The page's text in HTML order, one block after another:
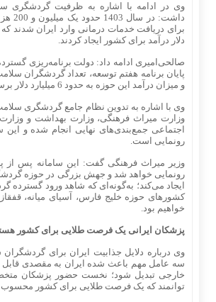
وی در ادامه با اشاره به ظرفیت گردشگری
داشت:
دلار درآمد برای کشور ایجاد کردند.
صالحی‌امیری ادامه داد: دولت برنامه‌ریزی
پایان برنامه هفتم توسعه، تعداد گردشگران
و میزان درآمد این حوزه به حدود 6 میلیارد دلار برسد.
وی با اشاره به تدوین نظام جامع گردشگری
وزارت میراث فرهنگی، وزارت بهداشت و وزارت
اجتماعی جمع‌بندی‌های نهایی انجام شده و این
رونمایی است.
وزیر میراث فرهنگی گفت: این سامانه پس از
رونمایی خواهد شد و جهش بزرگی در حوزه
ایجاد می‌کند؛ به‌گونه‌ای که شاهد ورود گسترده
کشورهای حوزه خلیج فارس، آسیای میانه،
خواهیم بود.
پزشکان ایرانی یک فرصت طلایی برای کشور
وی درباره دلایل جذابیت ایران برای
سه عامل مهم باعث شده ایران به مقصدی قابل
خارجی تبدیل شود؛ نخست حضور پزشکان
توانمند که یک فرصت طلایی برای کشور